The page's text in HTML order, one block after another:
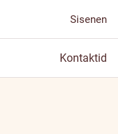
Sisenen
Kontaktid